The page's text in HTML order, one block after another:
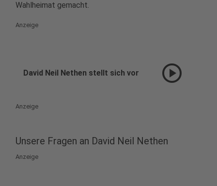
Wahlheimat gemacht.
Anzeige
David Neil Nethen stellt sich vor play_circle
Anzeige
Unsere Fragen an David Neil Nethen
Anzeige